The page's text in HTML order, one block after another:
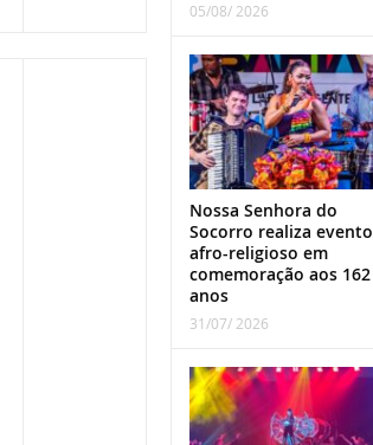
05/08/ 2026
Nossa Senhora do
Socorro realiza evento
afro-religioso em
comemoração aos 162
anos
31/07/ 2026